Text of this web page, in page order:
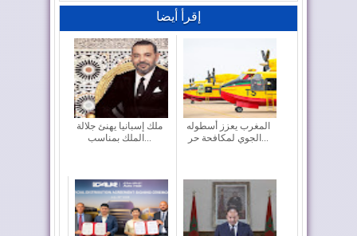
إقرأ أيضا
ملك إسبانيا يهنئ جلالة
الملك بمناسب...
المغرب يعزز أسطوله
الجوي لمكافحة حر...